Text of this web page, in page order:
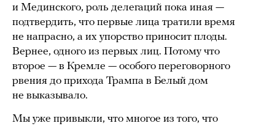
и Мединского, роль делегаций пока иная —
подтвердить, что первые лица тратили время
не напрасно, а их упорство приносит плоды.
Вернее, одного из первых лиц. Потому что
второе — в Кремле — особого переговорного
рвения до прихода Трампа в Белый дом
не выказывало.
Мы уже привыкли, что многое из того, что